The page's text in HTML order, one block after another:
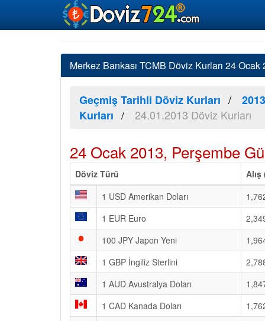
Merkez Bankası TCMB Döviz Kurları 24
Geçmiş Tarihli Döviz Kurları
Kurları
24.01.2013 Döviz Kurları
24 Ocak 2013, Perşembe
Döviz Türü Alış
1 USD Amerikan Doları
1 EUR Euro
100 JPY Japon Yeni
1 GBP İngiliz Sterlini
1 AUD Avustralya Doları
1 CAD Kanada Doları